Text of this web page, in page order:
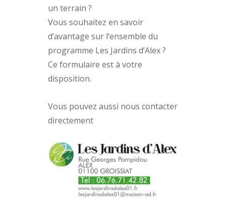
un terrain ?
Vous souhaitez en savoir
d’avantage sur l’ensemble du
programme Les Jardins d’Alex ?
Ce formulaire est à votre
disposition.
Vous pouvez aussi nous contacter
directement